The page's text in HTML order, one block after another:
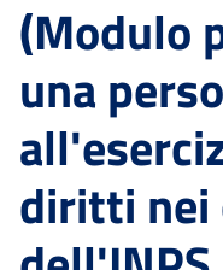
(Modulo
una
diritti